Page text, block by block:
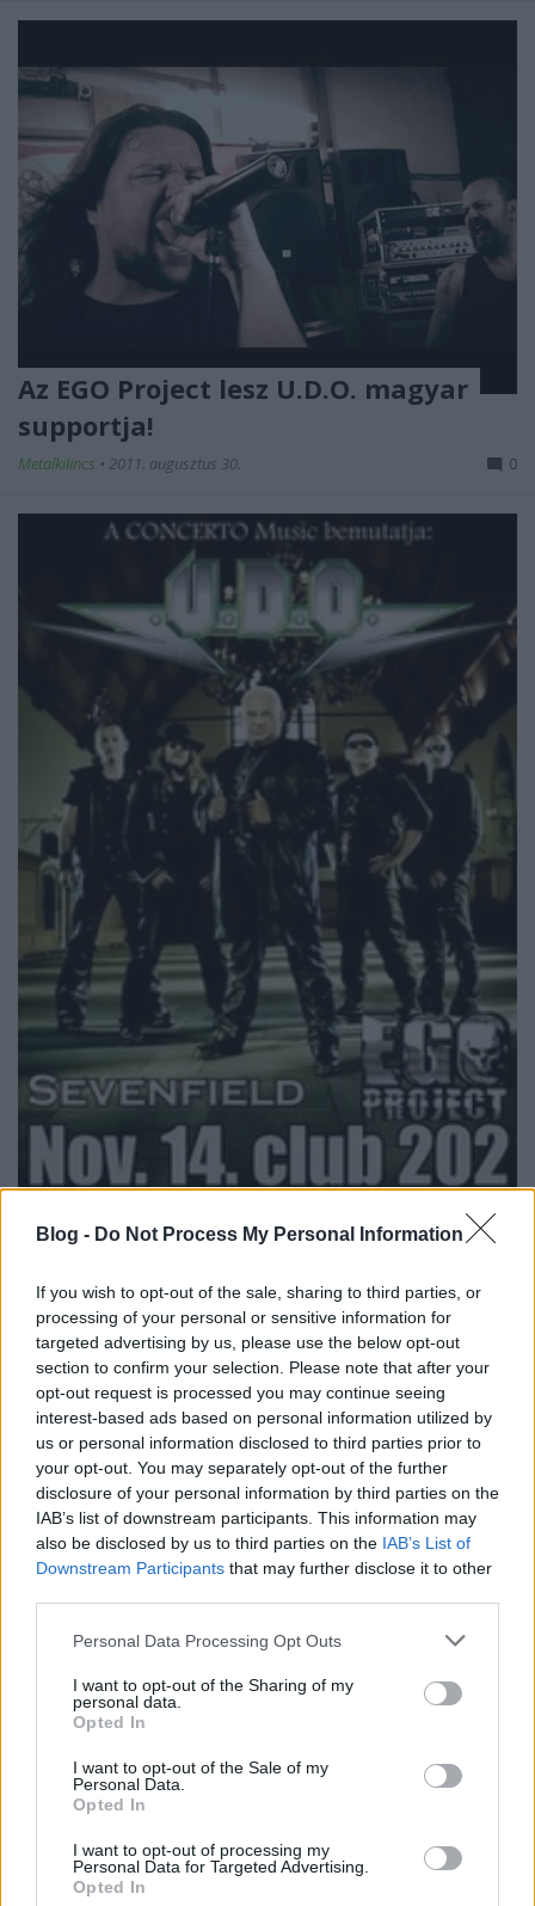
Blog - Do Not Process My Personal Information
If you wish to opt-out of the sale, sharing to third parties, or
processing of your personal or sensitive information for
targeted advertising by us, please use the below opt-out
section to confirm your selection. Please note that after your
opt-out request is processed you may continue seeing
interest-based ads based on personal information utilized by
us or personal information disclosed to third parties prior to
your opt-out. You may separately opt-out of the further
disclosure of your personal information by third parties on the
IAB’s list of downstream participants. This information may
also be disclosed by us to third parties on the IAB’s List of
Downstream Participants that may further disclose it to other
Please note that this website/app uses one or more Google
not limited to your visit or usage behaviour. You may click to
grant or deny consent to Google and its third-party tags to
use your data for below specified purposes in below Google
consent section.
Personal Data Processing Opt Outs
I want to opt-out of the Sharing of my
personal data.
Opted In
I want to opt-out of the Sale of my
Personal Data.
Opted In
I want to opt-out of processing my
Personal Data for Targeted Advertising.
Opted In
Az EGO Project lesz U.D.O. magyar
supportja!
Metalkilincs • 2011. augusztus 30. 0
Idén se szeri se száma azoknak a világhírű
akarok erről hosszan értekezni, hiszen ezt már ...
Interjú Csákvári Lászlóval
Metalkilincs 2011. augusztus 29.